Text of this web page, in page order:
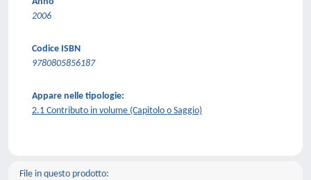
2006
Codice ISBN
9780805856187
Appare nelle tipologie:
2.1 Contributo in volume (Capitolo o Saggio)
File in questo prodotto: